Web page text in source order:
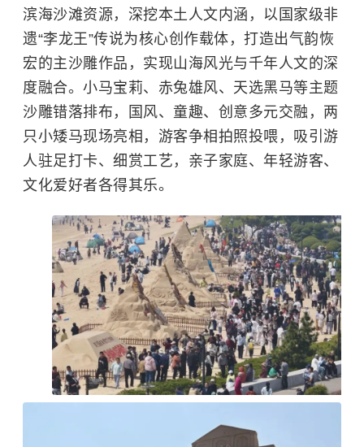
滨海沙滩资源，深挖本土人文内涵，以国家级非
遗“李龙王”传说为核心创作载体，打造出气韵恢
宏的主沙雕作品，实现山海风光与千年人文的深
度融合。小马宝莉、赤兔雄风、天选黑马等主题
沙雕错落排布，国风、童趣、创意多元交融，两
只小矮马现场亮相，游客争相拍照投喂，吸引游
人驻足打卡、细赏工艺，亲子家庭、年轻游客、
文化爱好者各得其乐。